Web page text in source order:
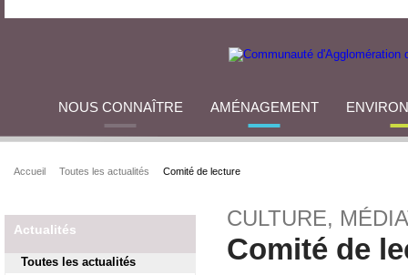
NOUS CONNAÎTRE AMÉNAGEMENT
Accueil Toutes les actualités Comité de lecture
Actualités
Toutes les actualités
CULTURE,
Comité de